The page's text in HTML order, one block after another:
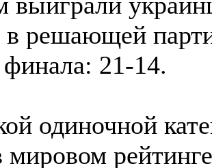
в решающей
21-14.
одиночной
мировом